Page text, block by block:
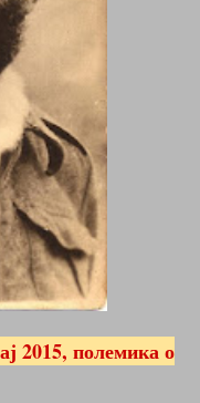
2015, полемика о